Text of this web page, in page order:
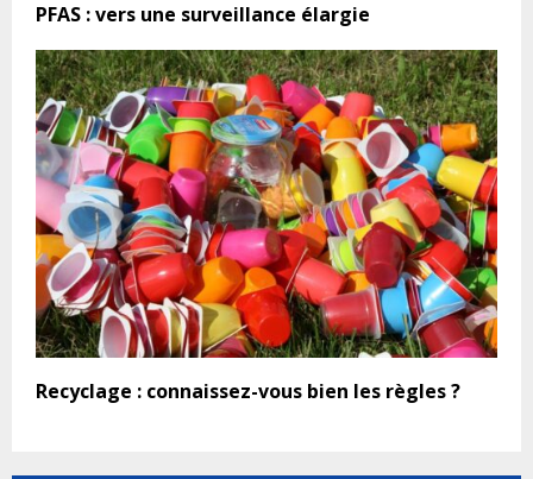
PFAS : vers une surveillance élargie
Recyclage : connaissez-vous bien les règles ?